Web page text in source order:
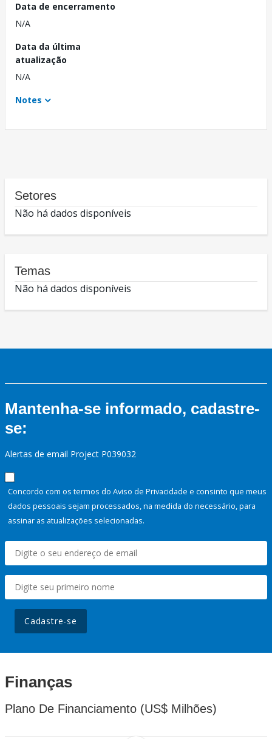
Data de encerramento
N/A
Data da última
atualização
N/A
Notes
Setores
Não há dados disponíveis
Temas
Não há dados disponíveis
Mantenha-se informado, cadastre-
se:
Alertas de email Project P039032
Concordo com os termos do Aviso de Privacidade e consinto que meus
dados pessoais sejam processados, na medida do necessário, para
assinar as atualizações selecionadas.
Cadastre-se
Finanças
Plano De Financiamento (US$ Milhões)